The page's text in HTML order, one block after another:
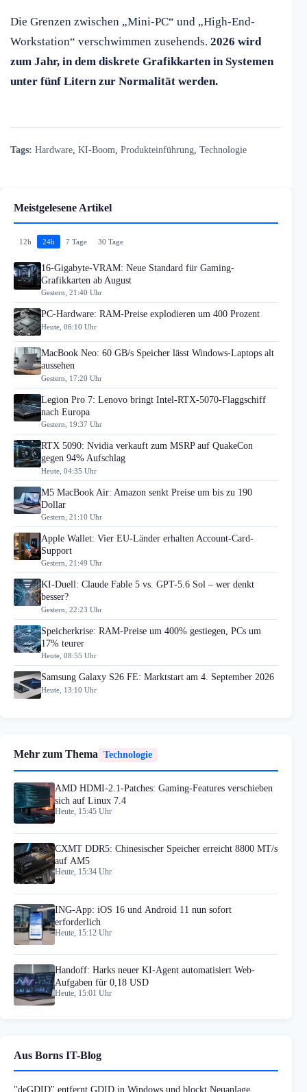
Die Grenzen zwischen „Mini-PC“ und „High-End-
Workstation“ verschwimmen zusehends. 2026 wird
zum Jahr, in dem diskrete Grafikkarten in Systemen
unter fünf Litern zur Normalität werden.
Tags: Hardware KI-Boom Produkteinführung Technologie
Meistgelesene Artikel
12h 24h 7 Tage 30 Tage
16-Gigabyte-VRAM: Neue Standard für Gaming-
Grafikkarten ab August
Gestern, 21:40 Uhr
PC-Hardware: RAM-Preise explodieren um 400 Prozent
Heute, 06:10 Uhr
MacBook Neo: 60 GB/s Speicher lässt Windows-Laptops alt
aussehen
Gestern, 17:20 Uhr
Legion Pro 7: Lenovo bringt Intel-RTX-5070-Flaggschiff
nach Europa
Gestern, 19:37 Uhr
RTX 5090: Nvidia verkauft zum MSRP auf QuakeCon
gegen 94% Aufschlag
Heute, 04:35 Uhr
M5 MacBook Air: Amazon senkt Preise um bis zu 190
Dollar
Gestern, 21:10 Uhr
Apple Wallet: Vier EU-Länder erhalten Account-Card-
Support
Gestern, 21:49 Uhr
KI-Duell: Claude Fable 5 vs. GPT-5.6 Sol – wer denkt
besser?
Gestern, 22:23 Uhr
Speicherkrise: RAM-Preise um 400% gestiegen, PCs um
17% teurer
Heute, 08:55 Uhr
Samsung Galaxy S26 FE: Marktstart am 4. September 2026
Heute, 13:10 Uhr
Mehr zum Thema Technologie
AMD HDMI-2.1-Patches: Gaming-Features verschieben
sich auf Linux 7.4
Heute, 15:45 Uhr
CXMT DDR5: Chinesischer Speicher erreicht 8800 MT/s
auf AM5
Heute, 15:34 Uhr
ING-App: iOS 16 und Android 11 nun sofort
erforderlich
Heute, 15:12 Uhr
Handoff: Harks neuer KI-Agent automatisiert Web-
Aufgaben für 0,18 USD
Heute, 15:01 Uhr
Aus Borns IT-Blog
"deGDID" entfernt GDID in Windows und blockt Neuanlage